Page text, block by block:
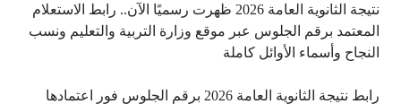
نتيجة الثانوية العامة 2026 ظهرت رسميًا الآن.. رابط الاستعلام
المعتمد برقم الجلوس عبر موقع وزارة التربية والتعليم ونسب
النجاح وأسماء الأوائل كاملة
رابط نتيجة الثانوية العامة 2026 برقم الجلوس فور اعتمادها